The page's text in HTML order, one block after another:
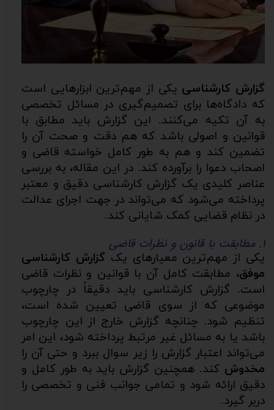
گزارش کارشناسی یکی از مهم‌ترین ابزارهایی است
که دادگاه‌ها برای تصمیم‌گیری در مسائل تخصصی
به آن تکیه می‌کنند. این گزارش باید مطابق با
قوانین و اصولی باشد که هم دقت و صحت آن را
تضمین کند و هم به طور کامل خواسته قاضی و
اصحاب دعوا را برآورده کند. در این مقاله، به بررسی
عناصر کلیدی یک گزارش کارشناسی دقیق و معتبر
پرداخته می‌شود که می‌تواند در جهت اجرای عدالت
در نظام قضایی کمک شایانی کند.
۱. مطابقت با قانون و نظرات قاضی
یکی از مهم‌ترین معیارهای یکگزارش کارشناسی
موفق، مطابقت کامل آن با قوانین و نظرات قاضی
است. گزارش کارشناسی باید دقیقاً در چارچوب
موضوعی که از سوی قاضی تعیین شده است،
تنظیم شود. چنانچه گزارش خارج از این چارچوب
باشد یا به مسائل غیر مرتبط پرداخته شود، این امر
می‌تواند اعتبار گزارش را زیر سوال ببرد و حتی آن را
مخدوش کند. همچنین گزارش باید به طور کامل و
دقیق ارائه شود و تمامی جوانب فنی و تخصصی را
دربر گیرد.